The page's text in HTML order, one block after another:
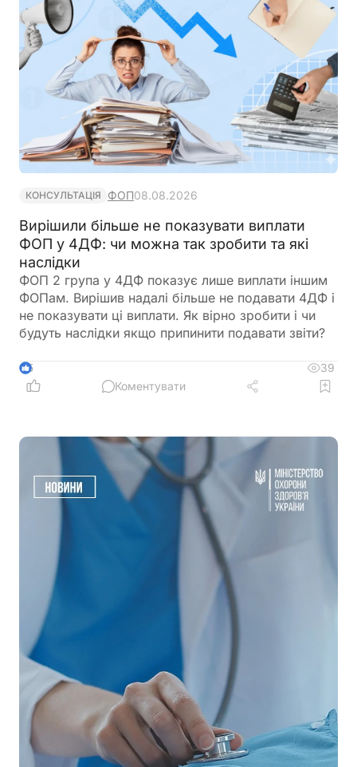
КОНСУЛЬТАЦІЯ ФОП08.08.2026
Вирішили більше не показувати виплати
ФОП у 4ДФ: чи можна так зробити та які
наслідки
ФОП 2 група у 4ДФ показує лише виплати іншим
ФОПам. Вирішив надалі більше не подавати 4ДФ і
не показувати ці виплати. Як вірно зробити і чи
будуть наслідки якщо припинити подавати звіти?
5
39
Коментувати